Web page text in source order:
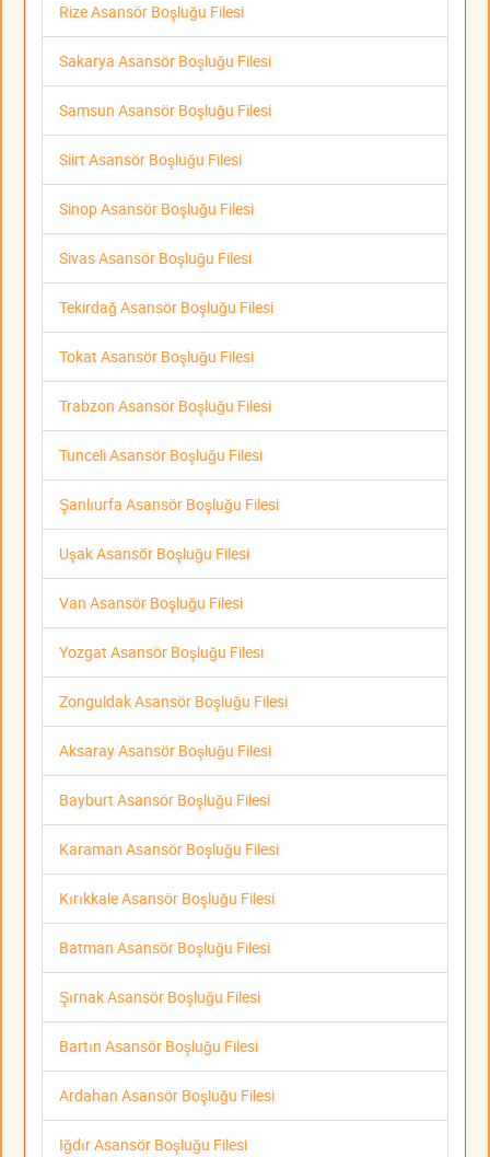
Rize Asansör Boşluğu Filesi
Sakarya Asansör Boşluğu Filesi
Samsun Asansör Boşluğu Filesi
Siirt Asansör Boşluğu Filesi
Sinop Asansör Boşluğu Filesi
Sivas Asansör Boşluğu Filesi
Tekirdağ Asansör Boşluğu Filesi
Tokat Asansör Boşluğu Filesi
Trabzon Asansör Boşluğu Filesi
Tunceli Asansör Boşluğu Filesi
Şanlıurfa Asansör Boşluğu Filesi
Uşak Asansör Boşluğu Filesi
Van Asansör Boşluğu Filesi
Yozgat Asansör Boşluğu Filesi
Zonguldak Asansör Boşluğu Filesi
Aksaray Asansör Boşluğu Filesi
Bayburt Asansör Boşluğu Filesi
Karaman Asansör Boşluğu Filesi
Kırıkkale Asansör Boşluğu Filesi
Batman Asansör Boşluğu Filesi
Şırnak Asansör Boşluğu Filesi
Bartın Asansör Boşluğu Filesi
Ardahan Asansör Boşluğu Filesi
Iğdır Asansör Boşluğu Filesi